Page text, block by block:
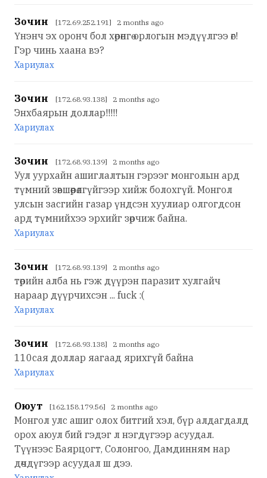
Зочин [172.69.252.191] 2 months ago
Үнэнч эх оронч бол хөрөнгө орлогын мэдүүлгээ өг!
Гэр чинь хаана вэ?
Хариулах
Зочин [172.68.93.138] 2 months ago
Энхбаярын доллар!!!!!
Хариулах
Зочин [172.68.93.139] 2 months ago
Уул уурхайн ашиглалтын гэрээг монголын ард
түмний зөвшөөрөлгүйгээр хийж болохгүй. Монгол
улсын засгийн газар үндсэн хуулиар олгогдсон
ард түмнийхээ эрхийг зөрчиж байна.
Хариулах
Зочин [172.68.93.139] 2 months ago
төрийн алба нь гэж дүүрэн паразит хулгайч
нараар дүүрчихсэн ... fuck :(
Хариулах
Зочин [172.68.93.138] 2 months ago
110сая доллар яагаад ярихгүй байна
Хариулах
Оюут [162.158.179.56] 2 months ago
Монгол улс ашиг олох битгий хэл, бүр алдагдалд
орох аюул бий гэдэг л нэгдүгээр асуудал.
Түүнээс Баярцогт, Солонгоо, Дамдинням нар
дөчдүгээр асуудал ш дээ.